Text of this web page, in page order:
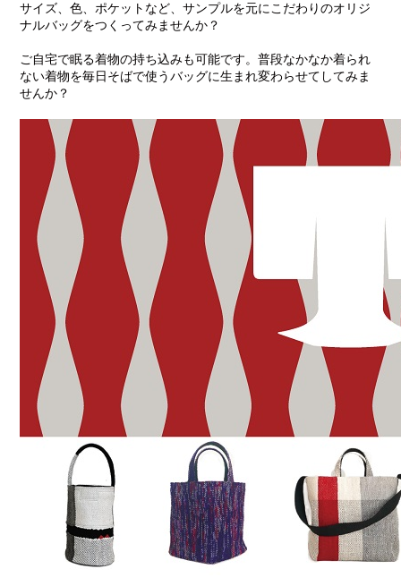
サイズ、色、ポケットなど、サンプルを元にこだわりのオリジ
ナルバッグをつくってみませんか？
ご自宅で眠る着物の持ち込みも可能です。普段なかなか着られ
ない着物を毎日そばで使うバッグに生まれ変わらせてしてみま
せんか？